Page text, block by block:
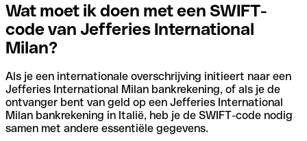
Wat moet ik doen met een SWIFT-
code van Jefferies International
Milan?
Als je een internationale overschrijving initieert naar een
Jefferies International Milan bankrekening, of als je de
ontvanger bent van geld op een Jefferies International
Milan bankrekening in Italië, heb je de SWIFT-code nodig
samen met andere essentiële gegevens.